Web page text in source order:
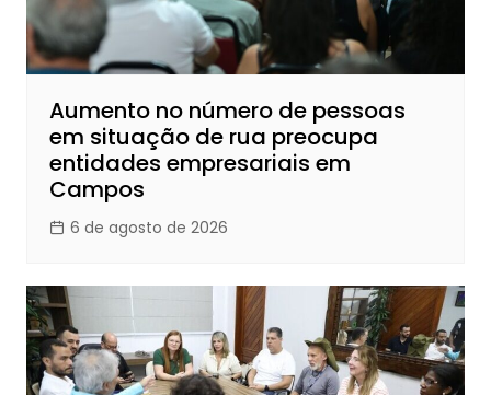
Aumento no número de pessoas
em situação de rua preocupa
entidades empresariais em
Campos
6 de agosto de 2026